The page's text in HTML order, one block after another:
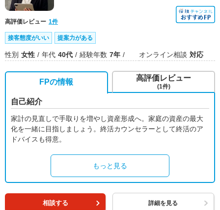
高評価レビュー 1件
接客態度がいい 提案力がある
性別 女性 年代 40代 経験年数 7年 オンライン相談 対応
FPの情報
自己紹介
家計の見直しで手取りを増やし資産形成へ。家庭の資産の最大
化を一緒に目指しましょう。終活カウンセラーとして終活のア
ドバイスも得意。
もっと見る
高評価レビュー
(1件)
相談する 詳細を見る